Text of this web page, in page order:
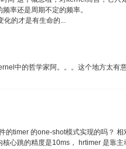
率还是周期不定的频率。
化的才是有生命的...
中的哲学家阿。。。这个地方太有
的timer 的one-shot模式实现的吗？
心跳的精度是10ms， hrtimer 是靠